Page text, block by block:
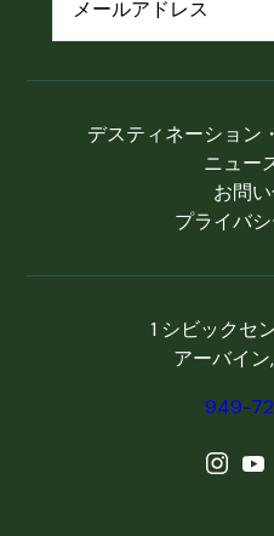
デスティネーション
ニュー
お問
プライバ
1 シビックセ
アーバイ
949-